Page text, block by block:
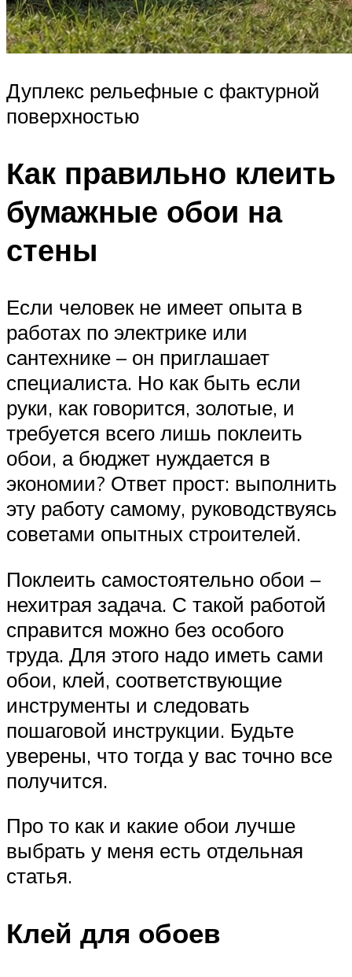
Дуплекс рельефные с фактурной
поверхностью
Как правильно клеить
бумажные обои на
стены
Если человек не имеет опыта в
работах по электрике или
сантехнике – он приглашает
специалиста. Но как быть если
руки, как говорится, золотые, и
требуется всего лишь поклеить
обои, а бюджет нуждается в
экономии? Ответ прост: выполнить
эту работу самому, руководствуясь
советами опытных строителей.
Поклеить самостоятельно обои –
нехитрая задача. С такой работой
справится можно без особого
труда. Для этого надо иметь сами
обои, клей, соответствующие
инструменты и следовать
пошаговой инструкции. Будьте
уверены, что тогда у вас точно все
получится.
Про то как и какие обои лучше
выбрать у меня есть отдельная
статья.
Клей для обоев